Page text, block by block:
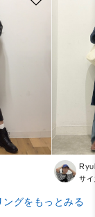
サ
ングをもっとみる